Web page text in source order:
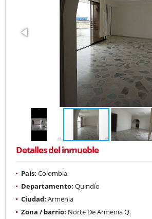
Detalles del inmueble
País: Colombia
Departamento: Quindío
Ciudad: Armenia
Zona / barrio: Norte De Armenia Q.